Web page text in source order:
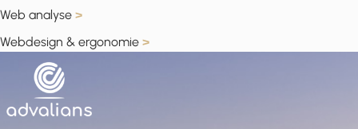
Web analyse >
Webdesign & ergonomie >